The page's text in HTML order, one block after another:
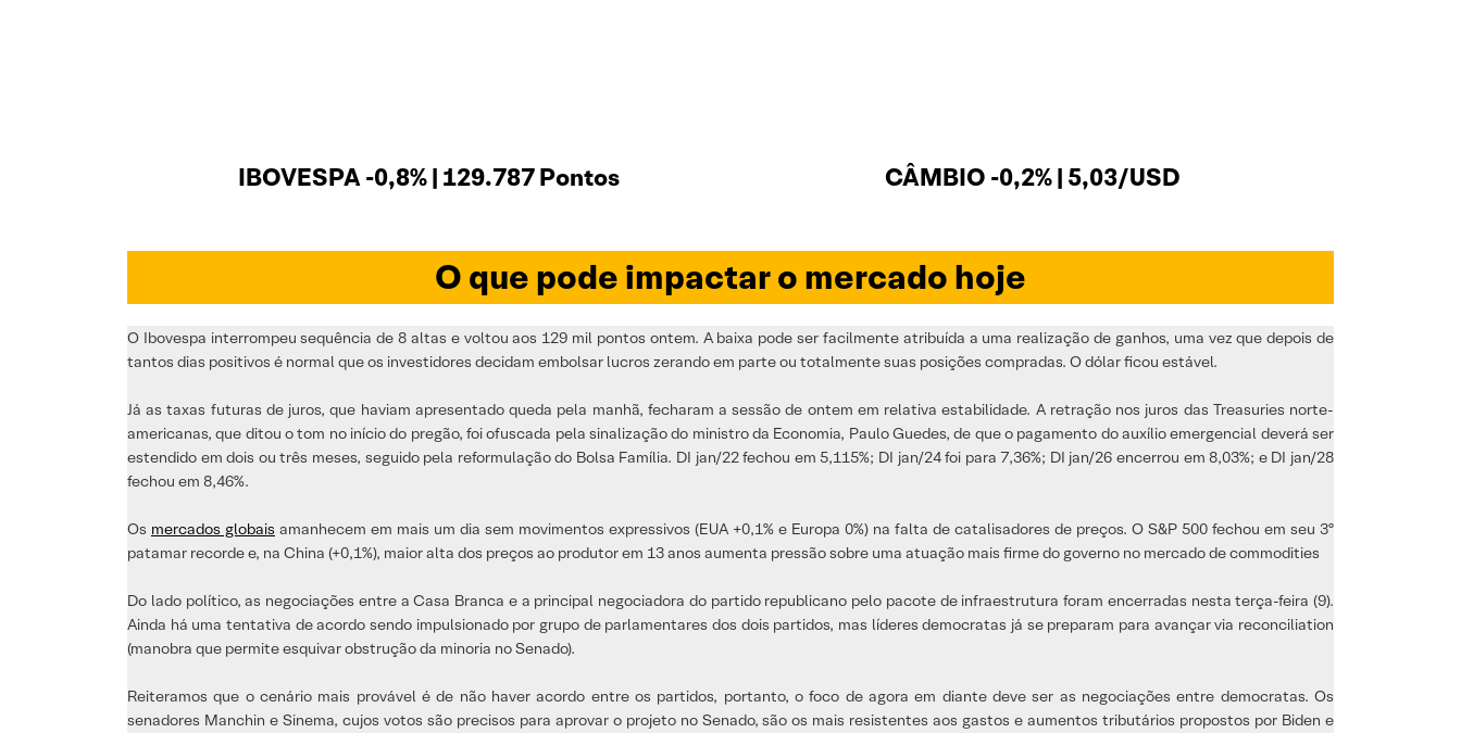
IBOVESPA -0,8% | 129.787 Pontos CÂMBIO -0,2% | 5,03/USD
O que pode impactar o mercado hoje
O Ibovespa interrompeu sequência de 8 altas e voltou aos 129 mil pontos ontem. A baixa pode ser facilmente atribuída a uma realização de ganhos, uma vez que depois de
tantos dias positivos é normal que os investidores decidam embolsar lucros zerando em parte ou totalmente suas posições compradas. O dólar ficou estável.
Já as taxas futuras de juros, que haviam apresentado queda pela manhã, fecharam a sessão de ontem em relativa estabilidade. A retração nos juros das Treasuries norte-
americanas, que ditou o tom no início do pregão, foi ofuscada pela sinalização do ministro da Economia, Paulo Guedes, de que o pagamento do auxílio emergencial deverá ser
estendido em dois ou três meses, seguido pela reformulação do Bolsa Família. DI jan/22 fechou em 5,115%; DI jan/24 foi para 7,36%; DI jan/26 encerrou em 8,03%; e DI jan/28
fechou em 8,46%.
Os mercados globais amanhecem em mais um dia sem movimentos expressivos (EUA +0,1% e Europa 0%) na falta de catalisadores de preços. O S&P 500 fechou em seu 3º
patamar recorde e, na China (+0,1%), maior alta dos preços ao produtor em 13 anos aumenta pressão sobre uma atuação mais firme do governo no mercado de commodities
Do lado político, as negociações entre a Casa Branca e a principal negociadora do partido republicano pelo pacote de infraestrutura foram encerradas nesta terça-feira (9).
Ainda há uma tentativa de acordo sendo impulsionado por grupo de parlamentares dos dois partidos, mas líderes democratas já se preparam para avançar via reconciliation
(manobra que permite esquivar obstrução da minoria no Senado).
Reiteramos que o cenário mais provável é de não haver acordo entre os partidos, portanto, o foco de agora em diante deve ser as negociações entre democratas. Os
senadores Manchin e Sinema, cujos votos são precisos para aprovar o projeto no Senado, são os mais resistentes aos gastos e aumentos tributários propostos por Biden e